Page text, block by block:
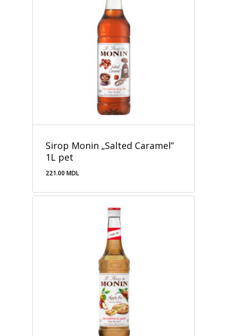
Sirop Monin „Salted Caramel”
1L pet
221.00 MDL